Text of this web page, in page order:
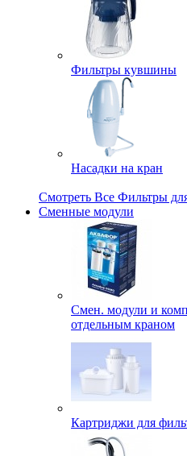
Фильтры кувшины
Насадки на кран
Смотреть Все Фильтры
Сменные модули
Смен. модули и
отдельным краном
Картриджи для